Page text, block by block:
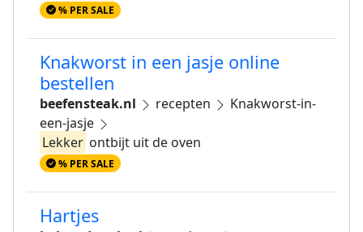
% PER SALE
Knakworst in een jasje online
bestellen
beefensteak.nl recepten
Knakworst-in-
een-jasje
Lekker ontbijt uit de oven
% PER SALE
Hartjes